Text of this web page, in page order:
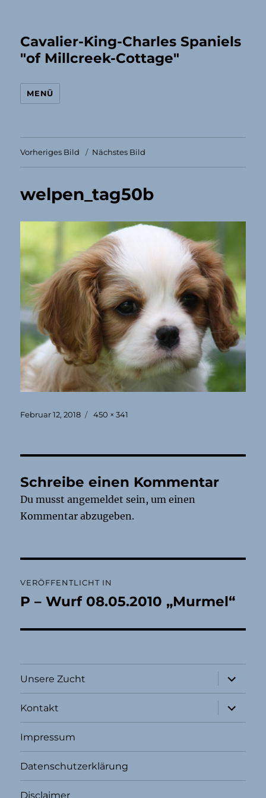
Cavalier-King-Charles Spaniels
"of Millcreek-Cottage"
MENÜ
Vorheriges Bild Nächstes Bild
welpen_tag50b
Veröffentlicht
Februar 12, 2018 Originalgröße
450 × 341
Schreibe einen Kommentar
Du musstangemeldet sein, um einen
Kommentar abzugeben.
VERÖFFENTLICHT IN
P – Wurf 08.05.2010 „Murmel“
Unsere Zucht
öffnen
Kontakt
öffnen
Impressum
Datenschutzerklärung
Disclaimer